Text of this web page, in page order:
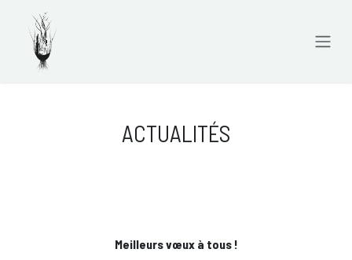
Se rendre au contenu
ACTUALITÉS
Meilleurs vœux à tous !